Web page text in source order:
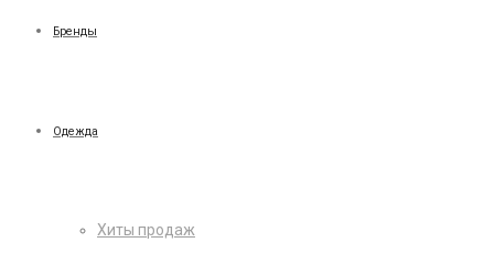
Бренды
Одежда
Хиты продаж